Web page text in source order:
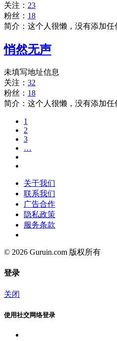
关注： 23
粉丝： 18
简介：这个人很懒，没有添加任
悄然无声
未填写地址信息
关注： 32
粉丝： 18
简介：这个人很懒，没有添加任
1
2
3
…
关于我们
联系我们
广告合作
隐私政策
服务条款
© 2026 Guruin.com 版权所有
登录
关闭
使用社交网络登录